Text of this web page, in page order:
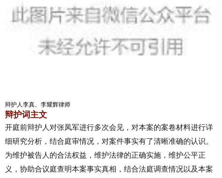
辩护人李真、李耀辉律师
辩护词主文
开庭前辩护人对张凤军进行多次会见，对本案的案卷材料进行详
细研究分析，结合庭审情况，对案件事实有了清晰准确的认识。
为维护被告人的合法权益，维护法律的正确实施，维护公平正
义，协助合议庭查明本案事实真相，结合法庭调查情况以及本案